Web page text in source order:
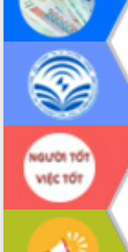
phá cơ chế - Hợp tác công
Đề án 06 tạo bước ngoặt
cải cách hành chính tỉnh
Kết nối tour, đẩy mạnh
để phát triển du lịch Đắk
Khởi động Dự án Đầu tư
tầng kỹ thuật Cụm công
Tiến
Gặp mặt các cơ quan
niệm 101 năm Ngày
mạng Việt Nam
Đắk Lắk sơ kết 4 năm
hiện Đề án 06 của Chính